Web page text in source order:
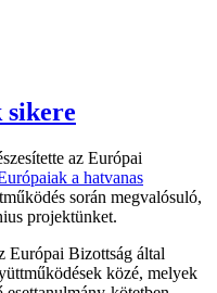
sikere
az Európai
a hatvanas
során megvalósuló,
projektünket.
Európai Bizottság által
közé, melyek